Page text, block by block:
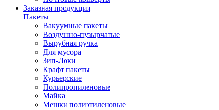
Заказная продукция
Пакеты
Вакуумные пакеты
Воздушно-пузырчатые
Вырубная ручка
Для мусора
Зип-Локи
Крафт пакеты
Курьерские
Полипропиленовые
Майка
Мешки полиэтиленовые